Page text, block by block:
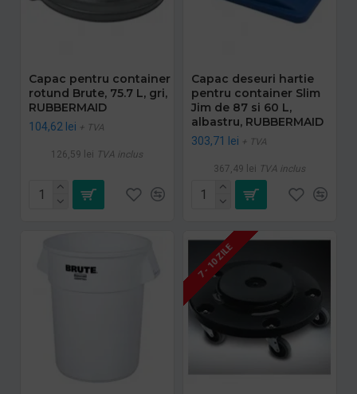
Capac pentru container
rotund Brute, 75.7 L, gri,
RUBBERMAID
104,62 lei + TVA
126,59 lei TVA inclus
Capac deseuri hartie
pentru container Slim
Jim de 87 si 60 L,
albastru, RUBBERMAID
303,71 lei + TVA
367,49 lei TVA inclus
7 - 10 ZILE